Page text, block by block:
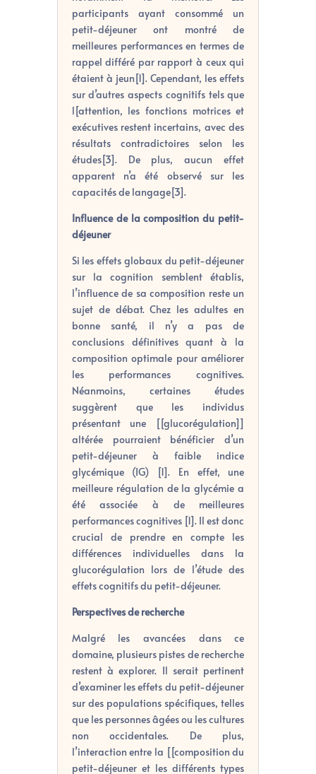
participants ayant consommé un
petit-déjeuner ont montré de
meilleures performances en termes de
rappel différé par rapport à ceux qui
étaient à jeun[1]. Cependant, les effets
sur d’autres aspects cognitifs tels que
l[attention, les fonctions motrices et
exécutives restent incertains, avec des
résultats contradictoires selon les
études[3]. De plus, aucun effet
apparent n’a été observé sur les
capacités de langage[3].
Influence de la composition du petit-
déjeuner
Si les effets globaux du petit-déjeuner
sur la cognition semblent établis,
l’influence de sa composition reste un
sujet de débat. Chez les adultes en
bonne santé, il n’y a pas de
conclusions définitives quant à la
composition optimale pour améliorer
les performances cognitives.
Néanmoins, certaines études
suggèrent que les individus
présentant une [[glucorégulation]]
altérée pourraient bénéficier d’un
petit-déjeuner à faible indice
glycémique (IG) [1]. En effet, une
meilleure régulation de la glycémie a
été associée à de meilleures
performances cognitives [1]. Il est donc
crucial de prendre en compte les
différences individuelles dans la
glucorégulation lors de l’étude des
effets cognitifs du petit-déjeuner.
Perspectives de recherche
Malgré les avancées dans ce
domaine, plusieurs pistes de recherche
restent à explorer. Il serait pertinent
d’examiner les effets du petit-déjeuner
sur des populations spécifiques, telles
que les personnes âgées ou les cultures
non occidentales. De plus,
l’interaction entre la [[composition du
petit-déjeuner et les différents types